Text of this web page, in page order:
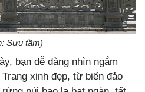
Sưu tầm)
bạn dễ dàng nhìn ngắm
xinh đẹp, từ biển đảo